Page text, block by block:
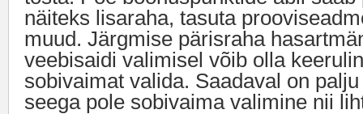
näiteks lisaraha, tasuta
muud. Järgmise pärisraha
veebisaidi valimisel võib olla
sobivaimat valida. Saadaval on
seega pole sobivaima valimine nii